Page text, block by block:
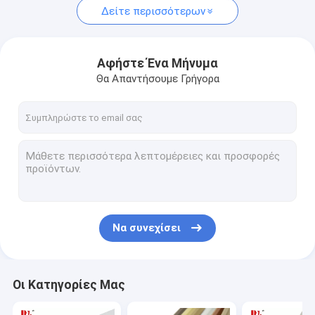
Δείτε περισσότερων
Αφήστε Ένα Μήνυμα
Θα Απαντήσουμε Γρήγορα
Να συνεχίσει
Οι Κατηγορίες Μας